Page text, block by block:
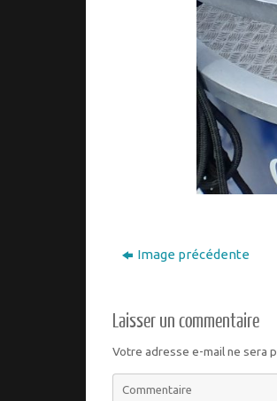
Image précédente
Laisser un commentaire
Votre adresse e-mail ne sera